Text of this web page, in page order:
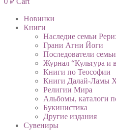
Новинки
Книги
Наследие семьи
Грани Агни Йоги
Последователи
Журнал “Культура и
Книги по Теософии
Книги Далай-Ламы
Религии Мира
Альбомы, каталоги
Букинистика
Другие издания
Сувениры